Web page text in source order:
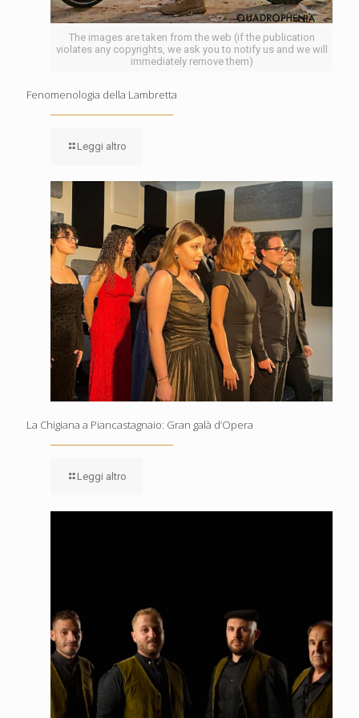
The images are taken from the web (if the publication
violates any copyrights, we ask you to notify us and we will
immediately remove them)
Fenomenologia della Lambretta
Leggi altro
La Chigiana a Piancastagnaio: Gran galà d’Opera
Leggi altro